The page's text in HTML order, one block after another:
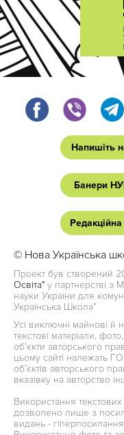
Напишіть
Банери
Редакційна
© Нова Українська
Проект був створений
Освіта" у партнерстві з
науки України для
Українська Школа"
Усі виключні майнові й
текстові матеріали,
об’єкти авторського
цьому сайті належать ГО
об’єктів авторського
вказівку на авторство
Використання текстових
дозволено лише з
видань -